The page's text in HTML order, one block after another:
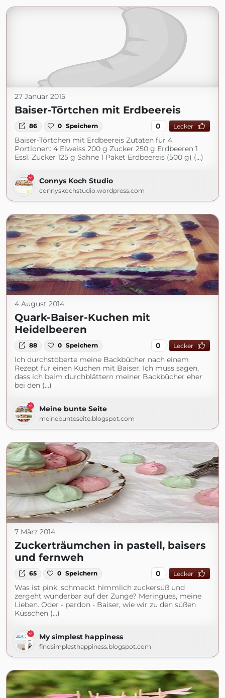
27 Januar 2015
Baiser-Törtchen mit Erdbeereis
86 0 Speichern 0 Lecker
Baiser-Törtchen mit Erdbeereis Zutaten für 4
Portionen: 4 Eiweiss 200 g Zucker 250 g Erdbeeren 1
Essl. Zucker 125 g Sahne 1 Paket Erdbeereis (500 g) (...)
Connys Koch Studio
connyskochstudio.wordpress.com
4 August 2014
Quark-Baiser-Kuchen mit
Heidelbeeren
88 0 Speichern 0 Lecker
Ich durchstöberte meine Backbücher nach einem
Rezept für einen Kuchen mit Baiser. Ich muss sagen,
dass ich beim durchblättern meiner Backbücher eher
bei den (...)
Meine bunte Seite
meinebunteseite.blogspot.com
7 März 2014
Zuckerträumchen in pastell, baisers
und fernweh
65 0 Speichern 0 Lecker
Was ist pink, schmeckt himmlich zuckersüß und
zergeht wunderbar auf der Zunge? Meringues, meine
Lieben. Oder - pardon - Baiser, wie wir zu den süßen
Küsschen (...)
My simplest happiness
findsimplesthappiness.blogspot.com